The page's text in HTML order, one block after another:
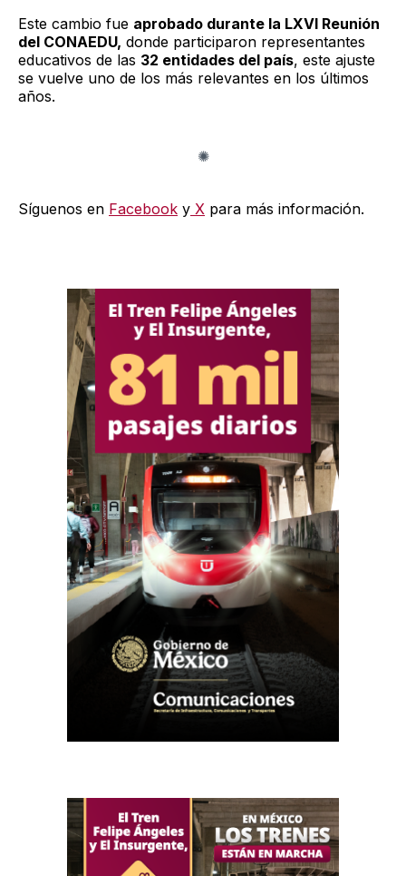
Este cambio fue aprobado durante la LXVI Reunión
del CONAEDU, donde participaron representantes
educativos de las 32 entidades del país, este ajuste
se vuelve uno de los más relevantes en los últimos
años.
Síguenos en Facebook y X para más información.